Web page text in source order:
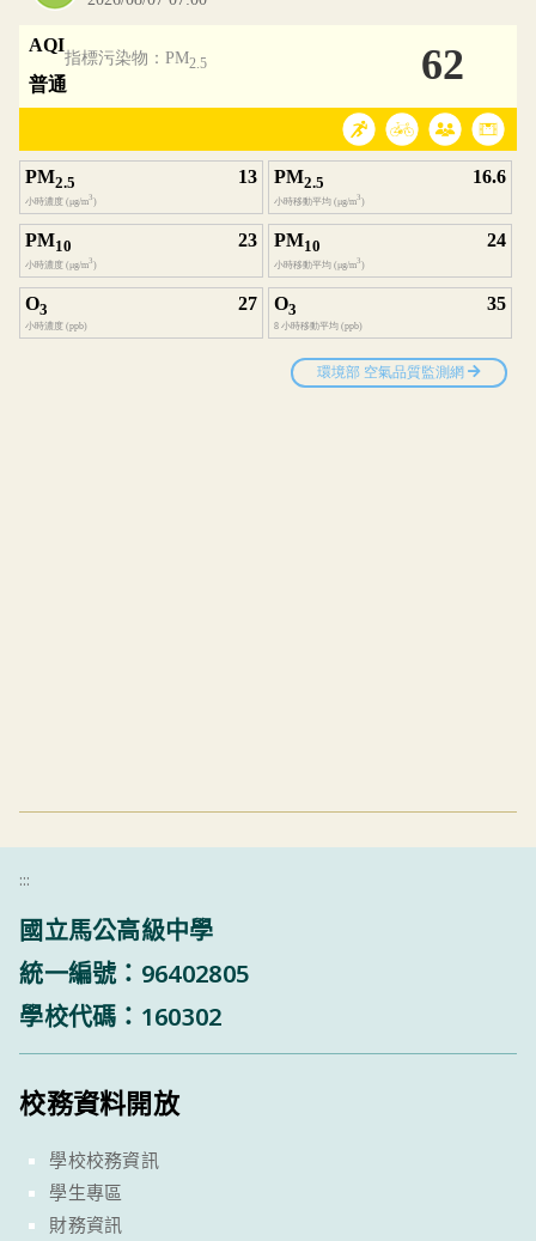
:::
國立馬公高級中學
統一編號：96402805
學校代碼：160302
校務資料開放
學校校務資訊
學生專區
財務資訊